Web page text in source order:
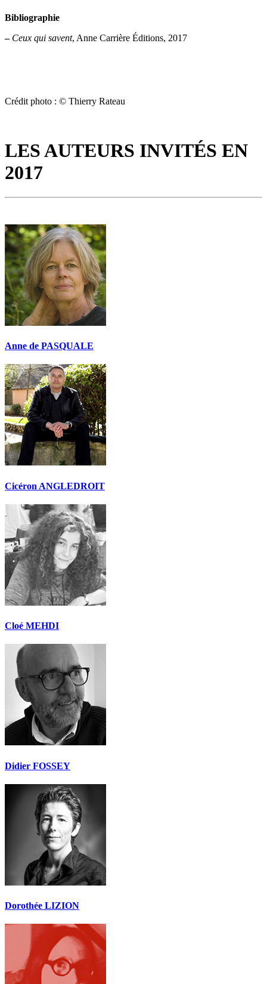
Bibliographie
– Ceux qui savent, Anne Carrière Éditions, 2017
Crédit photo : © Thierry Rateau
LES AUTEURS INVITÉS EN
2017
Anne de PASQUALE
Cicéron ANGLEDROIT
Cloé MEHDI
Didier FOSSEY
Dorothée LIZION